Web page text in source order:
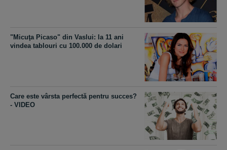
"Micuţa Picaso" din Vaslui: la 11 ani
vindea tablouri cu 100.000 de dolari
Care este vârsta perfectă pentru succes?
- VIDEO